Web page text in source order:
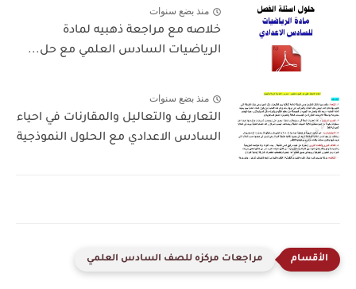
منذ بضع سنوات
خلاصه مع مراجعة ذهبيه لمادة
الرياضيات السادس العلمي مع حل...
منذ بضع سنوات
التعاريف والتعاليل والمقارنات في احياء
السادس الاعدادي مع الحلول النموذجية
مراجعات مركزه للصف السادس العلمي